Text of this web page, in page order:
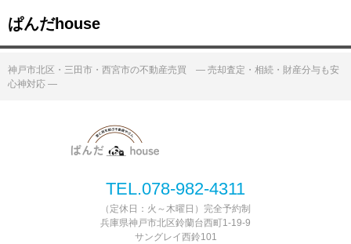
ぱんだhouse
神戸市北区・三田市・西宮市の不動産売買 ― 売却査定・相続・財産分与も安
心神対応 ―
TEL.078-982-4311
（定休日：火～木曜日）完全予約制
兵庫県神戸市北区鈴蘭台西町1-19-9
サングレイ西鈴101